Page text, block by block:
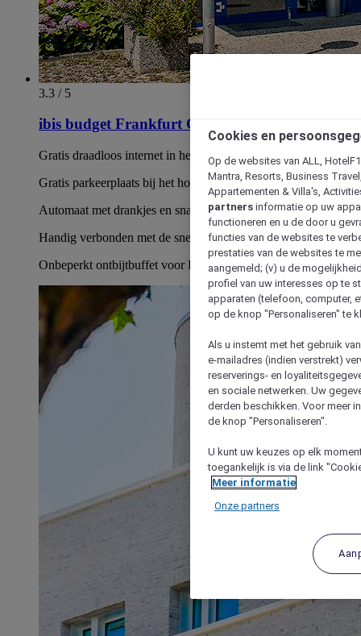
3.3 / 5
ibis budget Frankfurt Offenbach Sued
Gratis draadloos internet in het hele hotel, inclusief uw kamer
Gratis parkeerplaats bij het hotel
Automaat met drankjes en snacks in het hotel
Handig verbonden met de snelweg A661, afrit Taunusring
Onbeperkt ontbijtbuffet voor EUR 11,50/persoon
Cookies en
Op de websites van ALL,
Mantra, Resorts, Business
Appartementen & Villa's,
partners informatie op uw
functioneren en u de door u
functies van de websites te
prestaties van de websites te
aangemeld; (v) u de
profiel van uw interesses op te
apparaten (telefoon, computer,
op de knop "Personaliseren" te
Als u instemt met het gebruik
e-mailadres (indien verstrekt)
reserverings- en
en sociale netwerken. Uw
derden beschikken. Voor meer
de knop "Personaliseren".
U kunt uw keuzes op elk
toegankelijk is via de link
Meer informatie
Onze partners